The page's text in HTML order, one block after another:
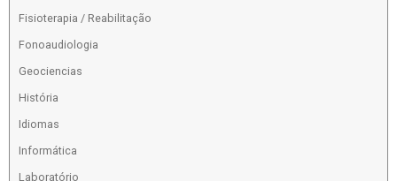
Fisioterapia / Reabilitação
Fonoaudiologia
Geociencias
História
Idiomas
Informática
Laboratório